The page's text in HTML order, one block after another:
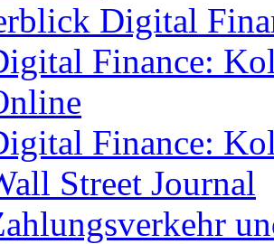
Digital
Finance:
Finance:
Street Journal